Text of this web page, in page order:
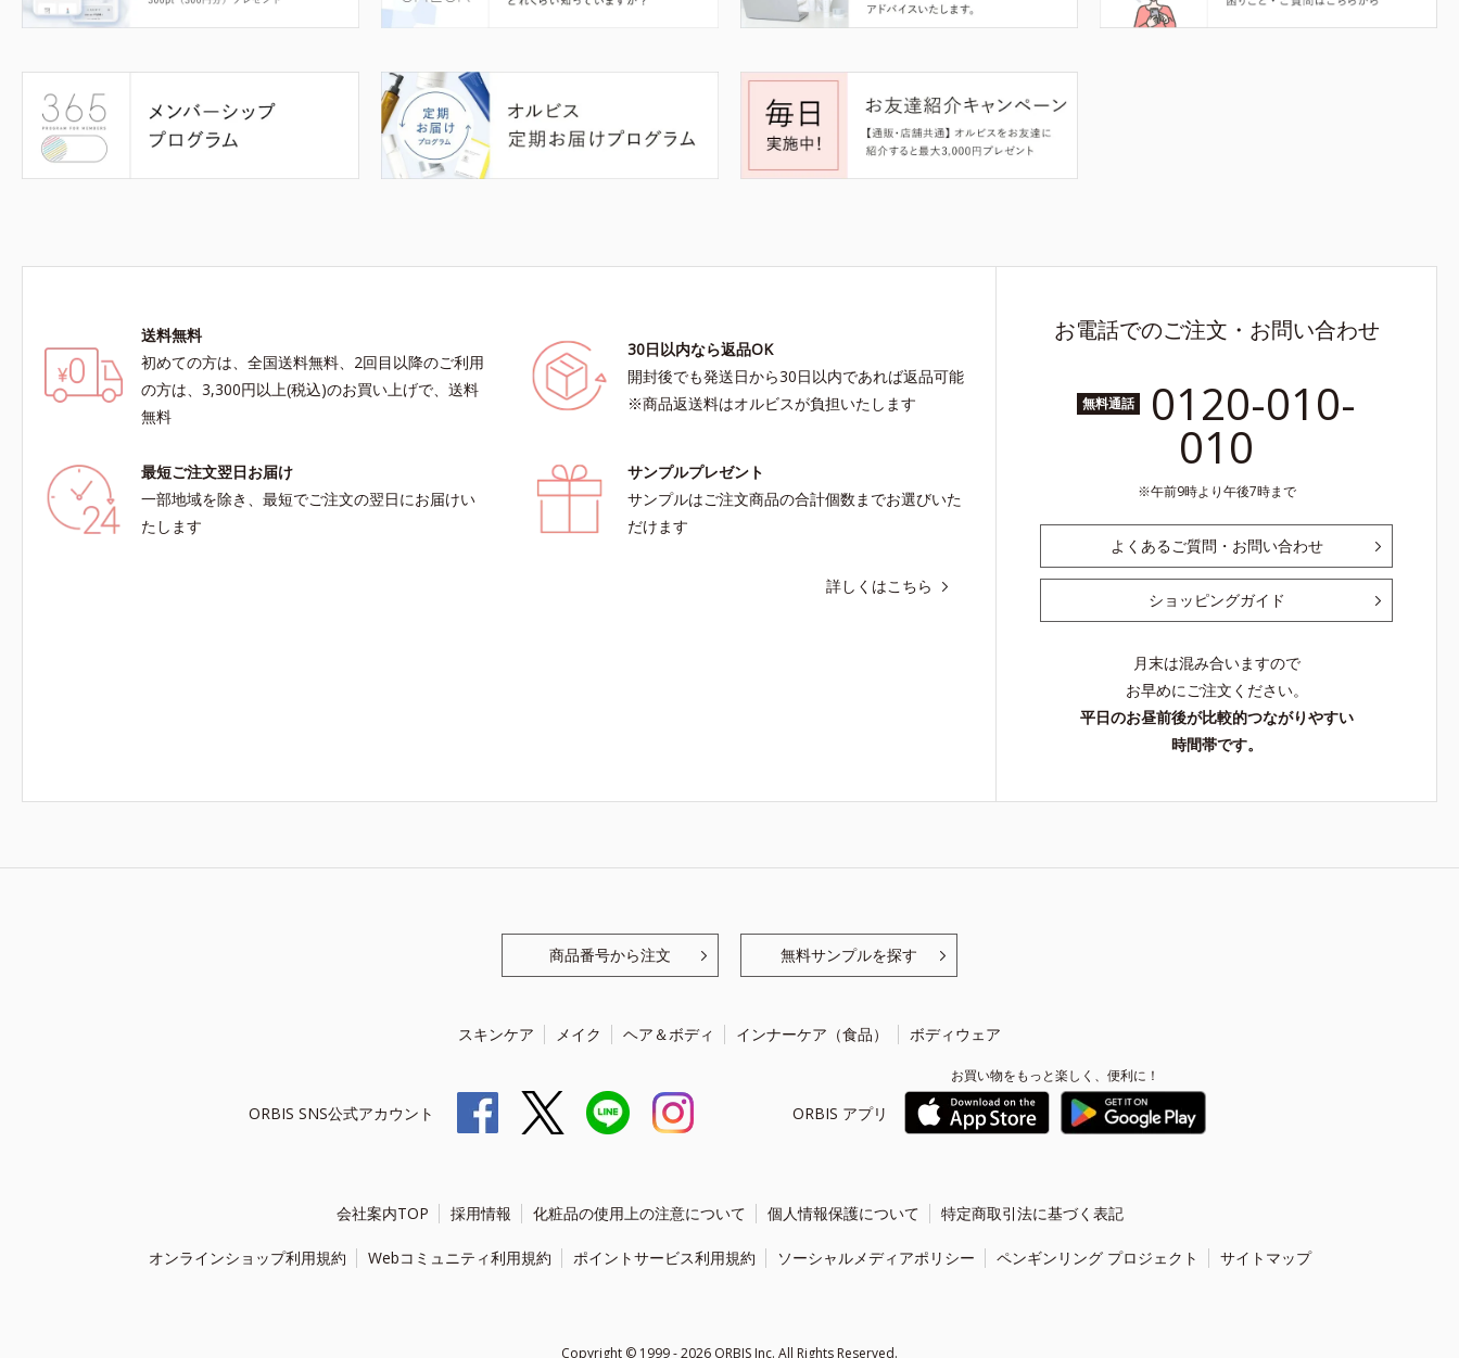
送料無料
初めての方は、全国送料無料、2回目以降のご利用
の方は、3,300円以上(税込)のお買い上げで、送料
無料
30日以内なら返品OK
開封後でも発送日から30日以内であれば返品可能
※商品返送料はオルビスが負担いたします
最短ご注文翌日お届け
一部地域を除き、最短でご注文の翌日にお届けい
たします
サンプルプレゼント
サンプルはご注文商品の合計個数までお選びいた
だけます
詳しくはこちら
お電話でのご注文・お問い合わせ
無料通話 0120-010-
010
午前9時より午後7時まで
よくあるご質問・お問い合わせ
ショッピングガイド
月末は混み合いますので
お早めにご注文ください。
平日のお昼前後が比較的つながりやすい
時間帯です。
商品番号から注文 無料サンプルを探す
スキンケア メイク ヘア＆ボディ インナーケア（食品） ボディウェア
ORBIS SNS公式アカウント ORBIS アプリ
お買い物をもっと楽しく、便利に！
会社案内TOP 採用情報 化粧品の使用上の注意について 個人情報保護について 特定商取引法に基づく表記
オンラインショップ利用規約 Webコミュニティ利用規約 ポイントサービス利用規約 ソーシャルメディアポリシー ペンギンリング プロジェクト サイトマップ
Copyright © 1999 - 2026 ORBIS Inc. All Rights Reserved.